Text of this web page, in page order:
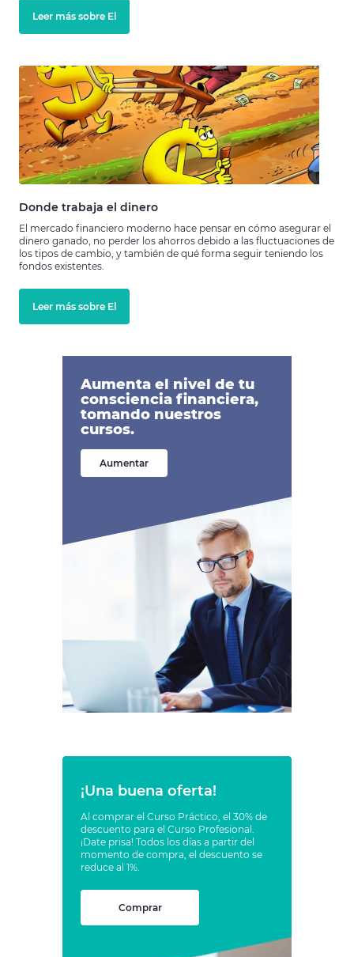
Leer más sobre El
Donde trabaja el dinero
El mercado financiero moderno hace pensar en cómo asegurar el
dinero ganado, no perder los ahorros debido a las fluctuaciones de
los tipos de cambio, y también de qué forma seguir teniendo los
fondos existentes.
Leer más sobre El
Aumenta el nivel de tu
consciencia financiera,
tomando nuestros
cursos.
Aumentar
¡Una buena oferta!
Al comprar el Curso Práctico, el 30% de
descuento para el Curso Profesional.
¡Date prisa! Todos los días a partir del
momento de compra, el descuento se
reduce al 1%.
Comprar